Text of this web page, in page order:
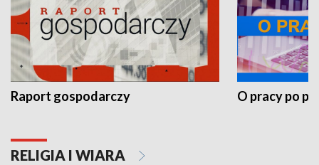
Raport gospodarczy O pracy po
RELIGIA I WIARA